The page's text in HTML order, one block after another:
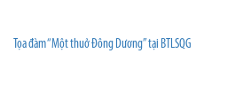
Tọa đàm “Một thuở Đông Dương” tại BTLSQG